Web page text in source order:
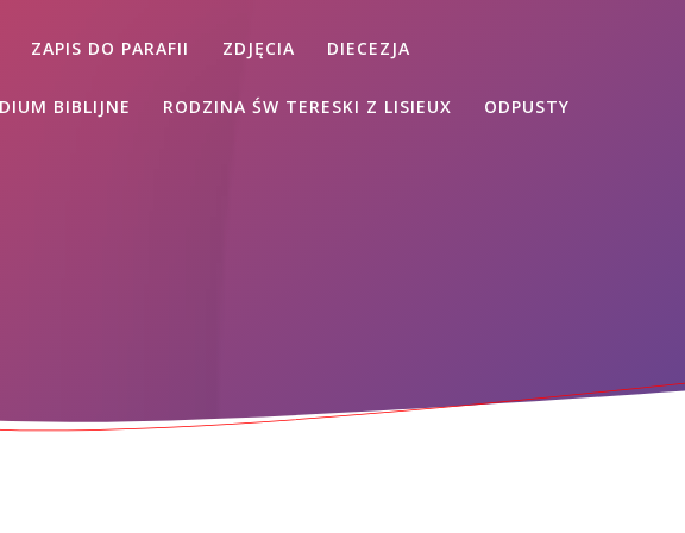
ZAPIS DO PARAFII ZDJĘCIA DIECEZJA
BIBLIJNE RODZINA ŚW TERESKI Z LISIEUX ODPUSTY